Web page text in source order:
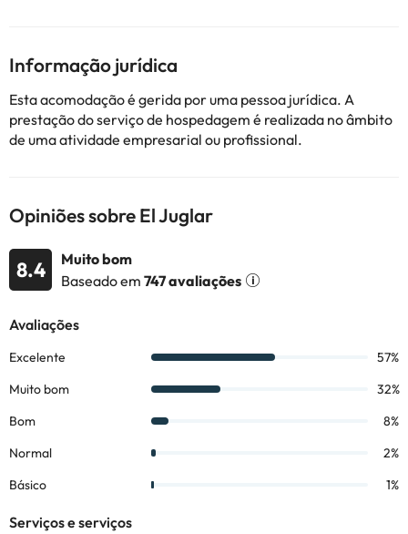
Alguns dos serviços indicados podem ter custos adicionais. Pode
Todas as informações desta página estão sujeitas a alterações
por parte do alojamento. Se tiver alguma dúvida, contacte-nos.
Informação jurídica
Esta acomodação é gerida por uma pessoa jurídica. A
prestação do serviço de hospedagem é realizada no âmbito
de uma atividade empresarial ou profissional.
Opiniões sobre El Juglar
8.4
Muito bom
Baseado em 747 avaliações